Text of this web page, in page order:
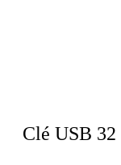
Clé USB